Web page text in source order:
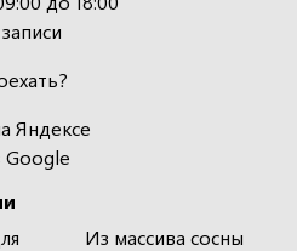
Из массива сосны
Яндексе